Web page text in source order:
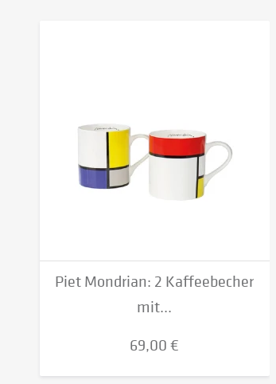
Piet Mondrian: 2 Kaffeebecher
mit...
69,00 €